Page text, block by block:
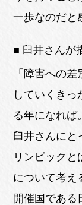
一歩なのだと
■ 臼井さんが
「障害への差
していくきっ
る年になれば
臼井さんにと
リンピックと
について考え
開催国である